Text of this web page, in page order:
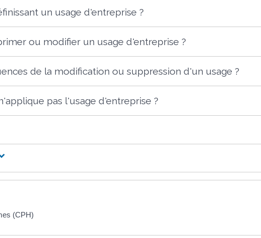
un usage d'entreprise ?
ou modifier un usage d'entreprise ?
de la modification ou suppression d'un usage ?
pas l'usage d'entreprise ?
(CPH)